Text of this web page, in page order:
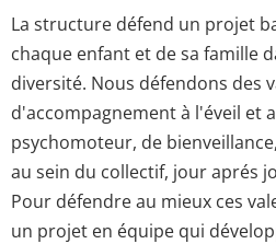
La structure défend un projet
chaque enfant et de sa famille
diversité. Nous défendons des
d'accompagnement à l'éveil et
psychomoteur, de
au sein du collectif, jour aprés
Pour défendre au mieux ces
un projet en équipe qui